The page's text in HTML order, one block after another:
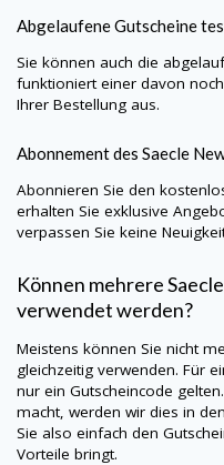
Abgelaufene Gutscheine
Sie können auch die
funktioniert einer davon
Ihrer Bestellung aus.
Abonnement des Saecle
Abonnieren Sie den
erhalten Sie exklusive
verpassen Sie keine
Können mehrereSaecle
verwendet werden?
Meistens können Sie nicht
gleichzeitig verwenden. Für
nur ein Gutscheincode
macht, werden wir dies in
Sie also einfach den
Vorteile bringt.